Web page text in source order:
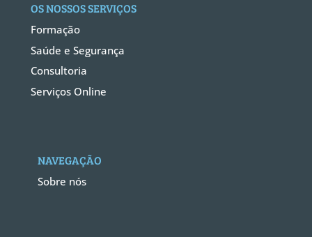
OS NOSSOS SERVIÇOS
Formação
Saúde e Segurança
Consultoria
Serviços Online
NAVEGAÇÃO
Sobre nós